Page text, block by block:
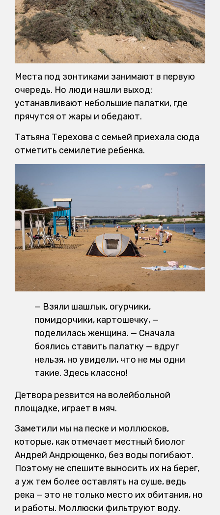
Места под зонтиками занимают в первую
очередь. Но люди нашли выход:
устанавливают небольшие палатки, где
прячутся от жары и обедают.
Татьяна Терехова с семьей приехала сюда
отметить семилетие ребенка.
— Взяли шашлык, огурчики,
помидорчики, картошечку, —
поделилась женщина. — Сначала
боялись ставить палатку — вдруг
нельзя, но увидели, что не мы одни
такие. Здесь классно!
Детвора резвится на волейбольной
площадке, играет в мяч.
Заметили мы на песке и моллюсков,
которые, как отмечает местный биолог
Андрей Андрющенко, без воды погибают.
Поэтому не спешите выносить их на берег,
а уж тем более оставлять на суше, ведь
река — это не только место их обитания, но
и работы. Моллюски фильтруют воду.